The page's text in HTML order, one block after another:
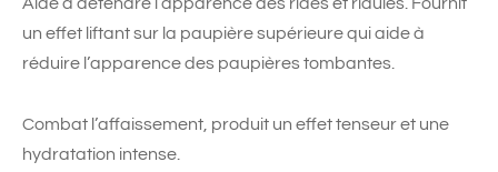
un effet liftant sur la paupière supérieure qui aide à
réduire l’apparence des paupières tombantes.
Combat l’affaissement, produit un effet tenseur et une
hydratation intense.